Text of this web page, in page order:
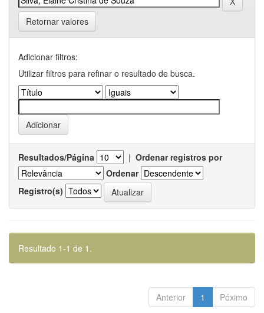
Retornar valores
Adicionar filtros:
Utilizar filtros para refinar o resultado de busca.
Resultados/Página | Ordenar registros por
Ordenar
Registro(s)
Resultado 1-1 de 1.
Anterior 1 Póximo